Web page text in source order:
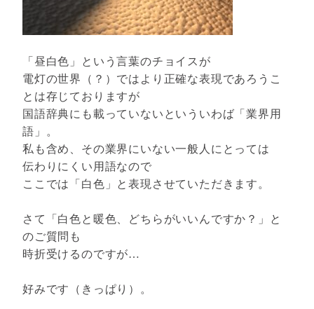
「昼白色」という言葉のチョイスが
電灯の世界（？）ではより正確な表現であろうこ
とは存じておりますが
国語辞典にも載っていないといういわば「業界用
語」。
私も含め、その業界にいない一般人にとっては
伝わりにくい用語なので
ここでは「白色」と表現させていただきます。
さて「白色と暖色、どちらがいいんですか？」と
のご質問も
時折受けるのですが…
好みです（きっぱり）。